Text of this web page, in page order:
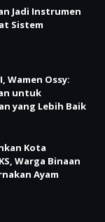
Jadi Instrumen
Sistem
Wamen Ossy:
untuk
yang Lebih Baik
Kota
Warga Binaan
Ayam